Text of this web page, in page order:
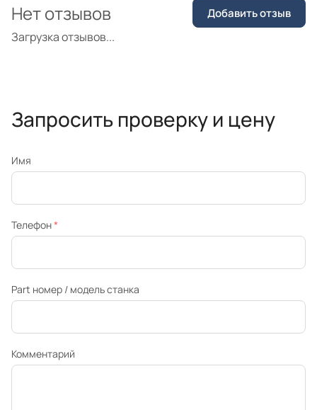
Загрузка отзывов...
Нет отзывов Добавить отзыв
Запросить проверку и цену
Имя
Телефон*
Part номер / модель станка
Комментарий